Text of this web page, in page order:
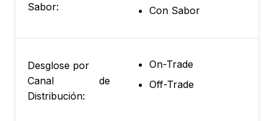
Sabor:
Con Sabor
Desglose por
Canal de
Distribución:
On-Trade
Off-Trade